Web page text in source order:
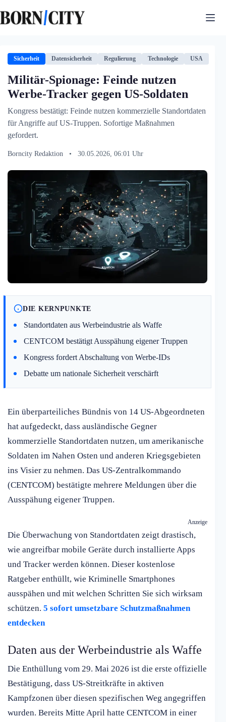
Inhalt
springen
Sicherheit Datensicherheit Regulierung Technologie USA
Militär-Spionage: Feinde nutzen
Werbe-Tracker gegen US-Soldaten
Kongress bestätigt: Feinde nutzen kommerzielle Standortdaten
für Angriffe auf US-Truppen. Sofortige Maßnahmen
gefordert.
Borncity Redaktion • 30.05.2026, 06:01 Uhr
DIE KERNPUNKTE
Standortdaten aus Werbeindustrie als Waffe
CENTCOM bestätigt Ausspähung eigener Truppen
Kongress fordert Abschaltung von Werbe-IDs
Debatte um nationale Sicherheit verschärft
Ein überparteiliches Bündnis von 14 US-Abgeordneten
hat aufgedeckt, dass ausländische Gegner
kommerzielle Standortdaten nutzen, um amerikanische
Soldaten im Nahen Osten und anderen Kriegsgebieten
ins Visier zu nehmen. Das US-Zentralkommando
(CENTCOM) bestätigte mehrere Meldungen über die
Ausspähung eigener Truppen.
Anzeige
Die Überwachung von Standortdaten zeigt drastisch,
wie angreifbar mobile Geräte durch installierte Apps
und Tracker werden können. Dieser kostenlose
Ratgeber enthüllt, wie Kriminelle Smartphones
ausspähen und mit welchen Schritten Sie sich wirksam
schützen. 5 sofort umsetzbare Schutzmaßnahmen
entdecken
Daten aus der Werbeindustrie als Waffe
Die Enthüllung vom 29. Mai 2026 ist die erste offizielle
Bestätigung, dass US-Streitkräfte in aktiven
Kampfzonen über diesen spezifischen Weg angegriffen
wurden. Bereits Mitte April hatte CENTCOM in einer